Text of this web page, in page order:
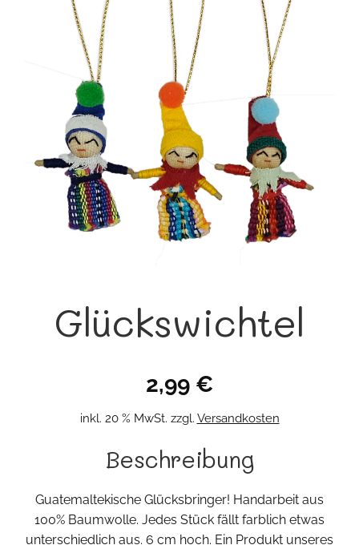
Glückswichtel
2,99 €
inkl. 20 % MwSt. zzgl. Versandkosten
Beschreibung
Guatemaltekische Glücksbringer! Handarbeit aus
100% Baumwolle. Jedes Stück fällt farblich etwas
unterschiedlich aus. 6 cm hoch. Ein Produkt unseres